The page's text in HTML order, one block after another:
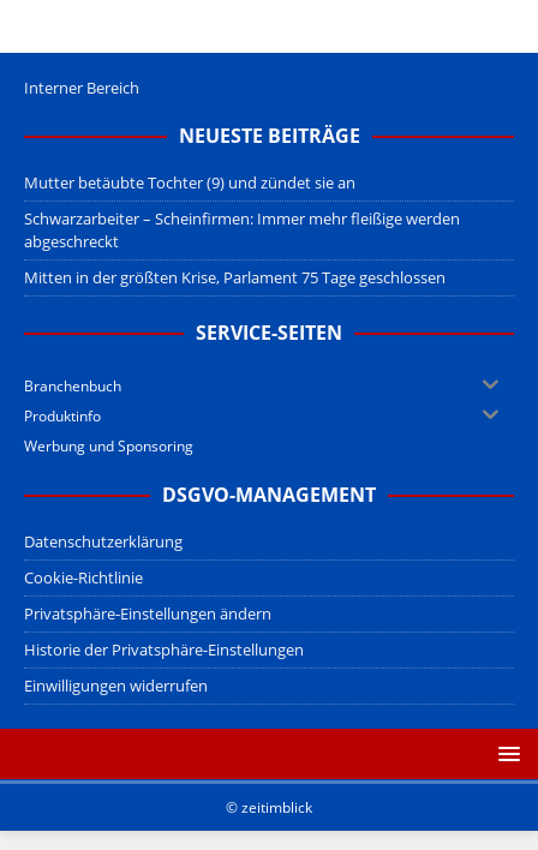
Interner Bereich
NEUESTE BEITRÄGE
Mutter betäubte Tochter (9) und zündet sie an
Schwarzarbeiter – Scheinfirmen: Immer mehr fleißige werden
abgeschreckt
Mitten in der größten Krise, Parlament 75 Tage geschlossen
SERVICE-SEITEN
Branchenbuch
Produktinfo
Werbung und Sponsoring
DSGVO-MANAGEMENT
Datenschutzerklärung
Cookie-Richtlinie
Privatsphäre-Einstellungen ändern
Historie der Privatsphäre-Einstellungen
Einwilligungen widerrufen
© zeitimblick